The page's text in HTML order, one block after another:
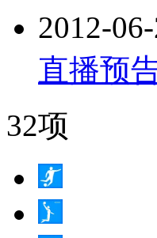
2012-
直播预
32项